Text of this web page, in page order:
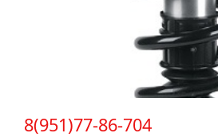
8(951)77-86-704